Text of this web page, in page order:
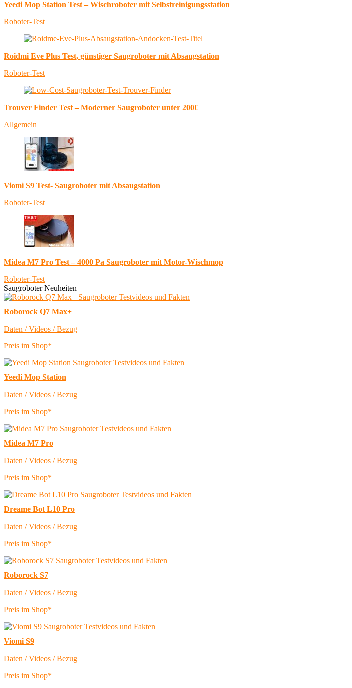
Yeedi Mop Station Test – Wischroboter mit Selbstreinigungsstation
Roboter-Test
Roidmi Eve Plus Test, günstiger Saugroboter mit Absaugstation
Roboter-Test
Trouver Finder Test – Moderner Saugroboter unter 200€
Allgemein
Viomi S9 Test- Saugroboter mit Absaugstation
Roboter-Test
Midea M7 Pro Test – 4000 Pa Saugroboter mit Motor-Wischmop
Roboter-Test
Saugroboter Neuheiten
Roborock Q7 Max+
Daten / Videos / Bezug
Preis im Shop*
Yeedi Mop Station
Daten / Videos / Bezug
Preis im Shop*
Midea M7 Pro
Daten / Videos / Bezug
Preis im Shop*
Dreame Bot L10 Pro
Daten / Videos / Bezug
Preis im Shop*
Roborock S7
Daten / Videos / Bezug
Preis im Shop*
Viomi S9
Daten / Videos / Bezug
Preis im Shop*